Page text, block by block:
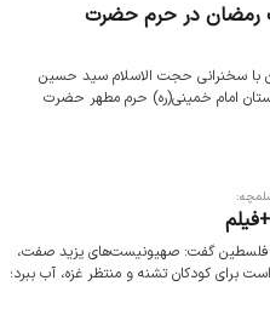
رمضان در حرم حضرت
با سخنرانی حجت الاسلام سید حسین
امام خمینی(ره) حرم مطهر حضرت
فلسطین گفت: صهیونیست‌های یزید صفت،
برای کودکان تشنه و منتظر غزه، آب ببرد؛